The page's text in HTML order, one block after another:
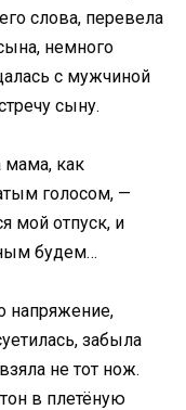
слова, перевела
немного
с мужчиной
сыну.
мама, как
голосом, —
мой отпуск, и
будем…
напряжение,
забыла
не тот нож.
в плетёную